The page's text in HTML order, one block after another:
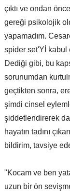
çıktı ve ondan
gereği psikolojik
yapamadım.
spider set'Yİ kabul
Dediği gibi, bu
sorunumdan
geçtikten sonra,
şimdi cinsel
şiddetlendirerek
hayatın tadını
bildirim, tavsiye
"Kocam ve ben
uzun bir ön